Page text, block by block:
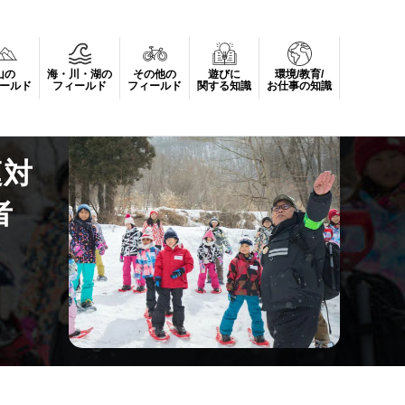
の
ルド
海・川・湖の
フィールド
その他の
フィールド
遊びに
関する知識
環境/教育/
お仕事の知識
参加者募集